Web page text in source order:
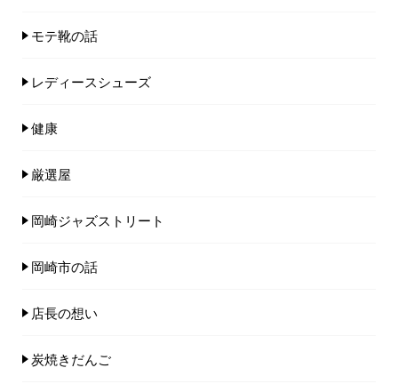
モテ靴の話
レディースシューズ
健康
厳選屋
岡崎ジャズストリート
岡崎市の話
店長の想い
炭焼きだんご